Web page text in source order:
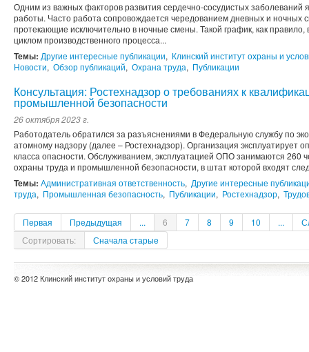
Одним из важных факторов развития сердечно-сосудистых
работы. Часто работа сопровождается чередованием дневных и ночных
протекающие исключительно в ночные смены. Такой график, как
циклом производственного процесса...
Темы: Другие интересные публикации, Клинский институт охраны и
Новости, Обзор публикаций, Охрана труда, Публикации
Консультация: Ростехнадзор о требованиях к
промышленной безопасности
26 октября 2023 г.
Работодатель обратился за разъяснениями в Федеральную службу по
атомному надзору (далее – Ростехнадзор). Организация эксплуатирует
класса опасности. Обслуживанием, эксплуатацией ОПО занимаются 260
охраны труда и промышленной безопасности, в штат которой входят
Темы: Административная ответственность, Другие интересные
труда, Промышленная безопасность, Публикации, Ростехнадзор,
Первая Предыдущая ... 6 7 8 9 10 ...
Сортировать:
Сначала старые
© 2012 Клинский институт охраны и условий труда